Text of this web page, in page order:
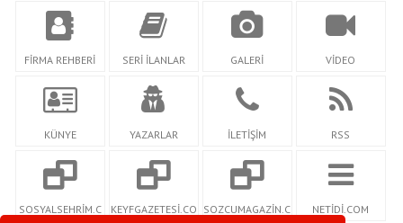
FİRMA REHBERİ SERİ İLANLAR GALERİ VİDEO
KÜNYE YAZARLAR İLETİŞİM RSS
SOSYALSEHRİM.C KEYFGAZETESİ.CO SOZCUMAGAZİN.C NETİDİ.COM